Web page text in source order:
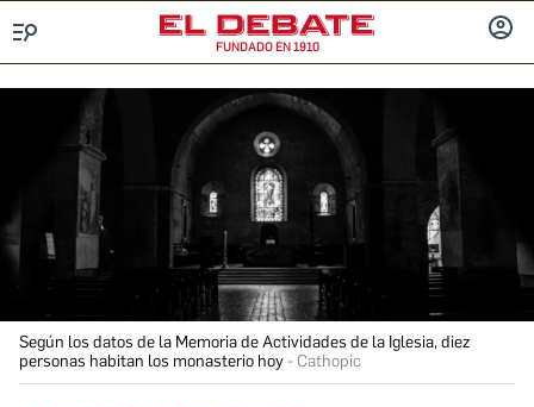
FUNDADO EN 1910
Según los datos de la Memoria de Actividades de la Iglesia, diez
personas habitan los monasterio hoy
Cathopic